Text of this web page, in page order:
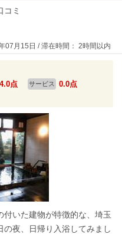
ミ
07月15日 / 滞在時間： 2時間以内
4.0点 サービス 0.0点
いた建物が特徴的な、埼玉
夜、日帰り入浴してみまし